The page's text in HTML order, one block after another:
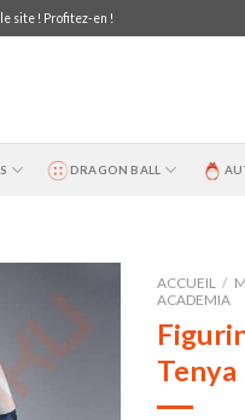
site ! Profitez-en !
DRAGON BALL
ACCUEIL /
ACADEMIA
Tenya